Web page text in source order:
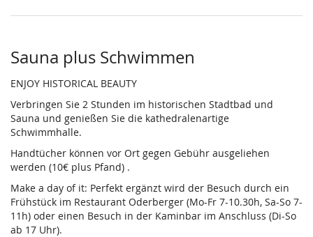
Sauna plus Schwimmen
ENJOY HISTORICAL BEAUTY
Verbringen Sie 2 Stunden im historischen Stadtbad und
Sauna und genießen Sie die kathedralenartige
Schwimmhalle.
Handtücher können vor Ort gegen Gebühr ausgeliehen
werden (10€ plus Pfand) .
Make a day of it: Perfekt ergänzt wird der Besuch durch ein
Frühstück im Restaurant Oderberger (Mo-Fr 7-10.30h, Sa-So 7-
11h) oder einen Besuch in der Kaminbar im Anschluss (Di-So
ab 17 Uhr).